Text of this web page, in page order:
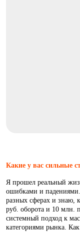
Какие у вас сильные
Я прошел реальный
ошибками и падениями.
разных сферах и знаю,
руб. оборота и 10 млн.
системный подход к
категориями рынка.